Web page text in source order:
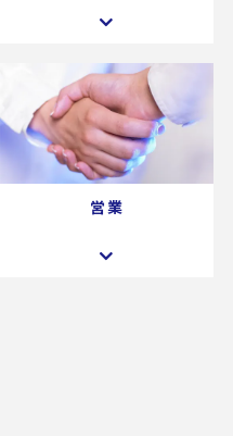
営業